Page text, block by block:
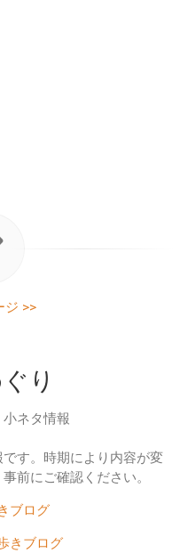
ジ >>
り
ネタ情報
す。時期により内容が変
前にご確認ください。
ブログ
きブログ